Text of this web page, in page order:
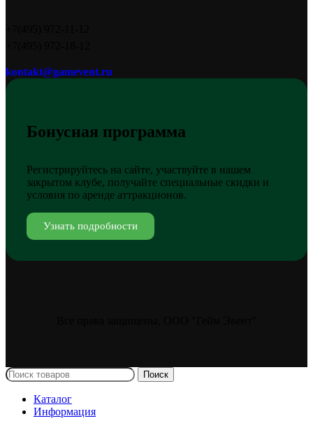
kontakt@gamevent.ru
Бонусная программа
Регистрируйтесь на сайте, участвуйте в нашем
закрытом клубе, получайте специальные скидки и
условия по аренде аттракционов.
Узнать подробности
Поиск
Каталог
Информация